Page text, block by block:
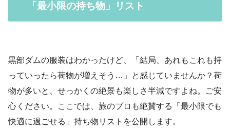
「最小限の持ち物」リスト
黒部ダムの服装はわかったけど、「結局、あれもこれも持
っていったら荷物が増えそう…」と感じていませんか？荷
物が多いと、せっかくの絶景も楽しさ半減ですよね。ご安
心ください。ここでは、旅のプロも絶賛する「最小限でも
快適に過ごせる」持ち物リストを公開します。